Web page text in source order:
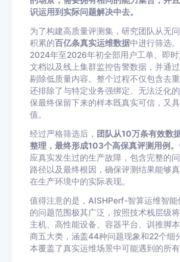
识运用到实际问题解决中去。
为了构建高质量评测集，研究团队从无
积累的百亿条真实运维数据中进行筛选
2024年至2026年初全部用户工单、即
文档以及线上集群监控告警数据，并通
剔除低质量内容。整个过程不仅包含去重
还排除了与特定业务强绑定、无法泛化
保最终保留下来的样本既真实可信，又
值。
经过严格筛选后， 团队从10万条有效数
整理，最终形成103个高保真评测用例。
应真实发生过的生产故障，包含完整的
路径以及最终根因，确保评测结果能够
在生产环境中的实际表现。
值得注意的是，AISHPerf-智算运维智能
的问题范围极其广泛，按照技术栈层级
主机、高性能设备、容器平台、训推脚
商五大类，涵盖44种问题现象和22个细
本覆盖了真实运维场景中可能遇到的所有